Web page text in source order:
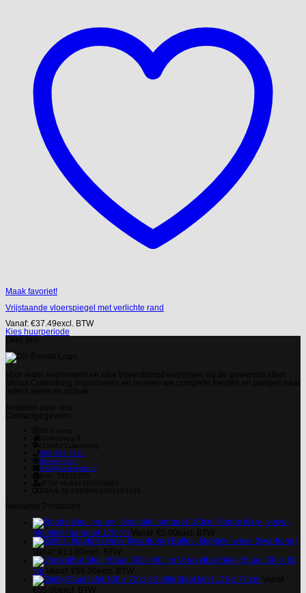
Maak favoriet!
Vrijstaande vloerspiegel met verlichte rand
Vanaf: €37.49excl. BTW
Kies huurperiode
085 303 7179
ds-events.nl
info@ds-events.nl
Ronde klap-, vouw-,
plooitafel banquet 120 cm
Buffet-, klaptafel wave (kwartrond)
Voorzetbar StelligStaal 300 x 80
cm
StelligStaal tafel 136 x 72 cm